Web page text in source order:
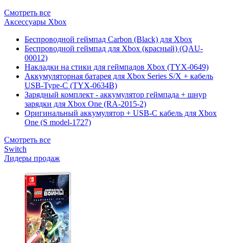
Смотреть все
Аксессуары Xbox
Беспроводной геймпад Carbon (Black) для Xbox
Беспроводной геймпад для Xbox (красный) (QAU-
00012)
Накладки на стики для геймпадов Xbox (TYX-0649)
Аккумуляторная батарея для Xbox Series S/X + кабель
USB-Type-C (TYX-0634B)
Зарядный комплект - аккумулятор геймпада + шнур
зарядки для Xbox One (RA-2015-2)
Оригинальный аккумулятор + USB-C кабель для Xbox
One (S model-1727)
Смотреть все
Switch
Лидеры продаж